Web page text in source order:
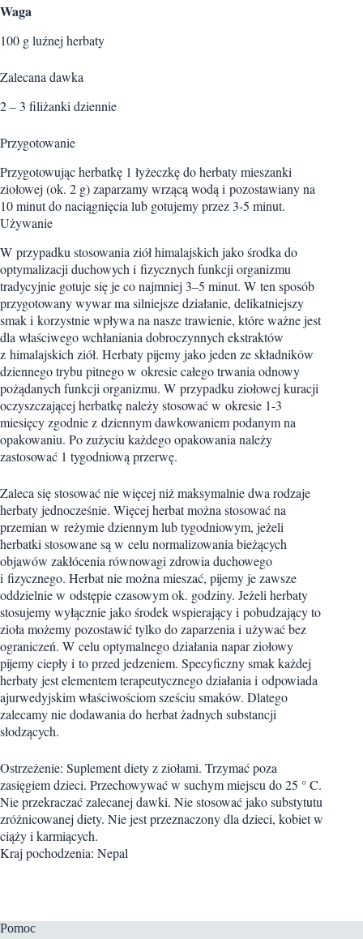
Waga
100 g luźnej herbaty
Zalecana dawka
2 – 3 filiżanki dziennie
Przygotowanie
Przygotowując herbatkę 1 łyżeczkę do herbaty mieszanki
ziołowej (ok. 2 g) zaparzamy wrzącą wodą i pozostawiany na
10 minut do naciągnięcia lub gotujemy przez 3-5 minut.
Używanie
W przypadku stosowania ziół himalajskich jako środka do
optymalizacji duchowych i fizycznych funkcji organizmu
tradycyjnie gotuje się je co najmniej 3–5 minut. W ten sposób
przygotowany wywar ma silniejsze działanie, delikatniejszy
smak i korzystnie wpływa na nasze trawienie, które ważne jest
dla właściwego wchłaniania dobroczynnych ekstraktów
z himalajskich ziół. Herbaty pijemy jako jeden ze składników
dziennego trybu pitnego w okresie całego trwania odnowy
pożądanych funkcji organizmu. W przypadku ziołowej kuracji
oczyszczającej herbatkę należy stosować w okresie 1-3
miesięcy zgodnie z dziennym dawkowaniem podanym na
opakowaniu. Po zużyciu każdego opakowania należy
zastosować 1 tygodniową przerwę.
Zaleca się stosować nie więcej niż maksymalnie dwa rodzaje
herbaty jednocześnie. Więcej herbat można stosować na
przemian w reżymie dziennym lub tygodniowym, jeżeli
herbatki stosowane są w celu normalizowania bieżących
objawów zakłócenia równowagi zdrowia duchowego
i fizycznego. Herbat nie można mieszać, pijemy je zawsze
oddzielnie w odstępie czasowym ok. godziny. Jeżeli herbaty
stosujemy wyłącznie jako środek wspierający i pobudzający to
zioła możemy pozostawić tylko do zaparzenia i używać bez
ograniczeń. W celu optymalnego działania napar ziołowy
pijemy ciepły i to przed jedzeniem. Specyficzny smak każdej
herbaty jest elementem terapeutycznego działania i odpowiada
ajurwedyjskim właściwościom sześciu smaków. Dlatego
zalecamy nie dodawania do herbat żadnych substancji
słodzących.
Ostrzeżenie: Suplement diety z ziołami. Trzymać poza
zasięgiem dzieci. Przechowywać w suchym miejscu do 25 ° C.
Nie przekraczać zalecanej dawki. Nie stosować jako substytutu
zróżnicowanej diety. Nie jest przeznaczony dla dzieci, kobiet w
ciąży i karmiących.
Kraj pochodzenia: Nepal
Pomoc